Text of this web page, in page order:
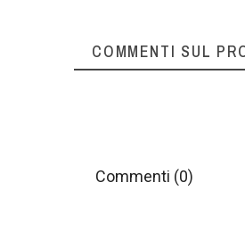
COMMENTI SUL
Commenti (0)